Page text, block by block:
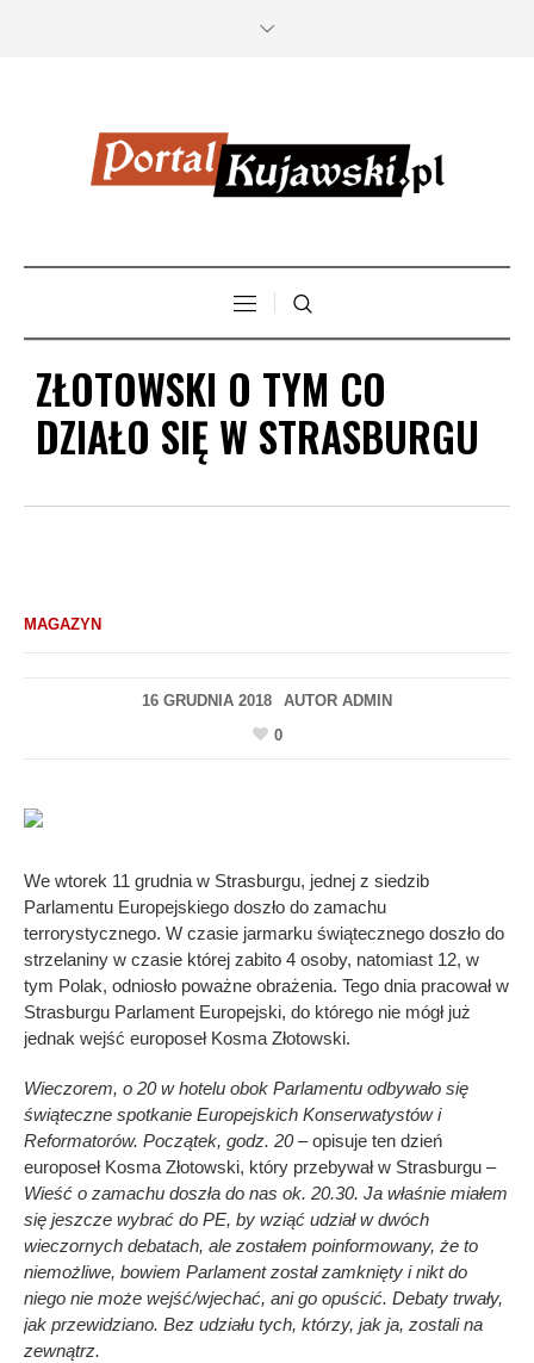
ZŁOTOWSKI O TYM CO
DZIAŁO SIĘ W STRASBURGU
MAGAZYN
16 GRUDNIA 2018 AUTOR ADMIN
0
We wtorek 11 grudnia w Strasburgu, jednej z siedzib
Parlamentu Europejskiego doszło do zamachu
terrorystycznego. W czasie jarmarku świątecznego doszło do
strzelaniny w czasie której zabito 4 osoby, natomiast 12, w
tym Polak, odniosło poważne obrażenia. Tego dnia pracował w
Strasburgu Parlament Europejski, do którego nie mógł już
jednak wejść europoseł Kosma Złotowski.
Wieczorem, o 20 w hotelu obok Parlamentu odbywało się
świąteczne spotkanie Europejskich Konserwatystów i
Reformatorów. Początek, godz. 20 –opisuje ten dzień
europoseł Kosma Złotowski, który przebywał w Strasburgu –
Wieść o zamachu doszła do nas ok. 20.30. Ja właśnie miałem
się jeszcze wybrać do PE, by wziąć udział w dwóch
wieczornych debatach, ale zostałem poinformowany, że to
niemożliwe, bowiem Parlament został zamknięty i nikt do
niego nie może wejść/wjechać, ani go opuścić. Debaty trwały,
jak przewidziano. Bez udziału tych, którzy, jak ja, zostali na
zewnątrz.